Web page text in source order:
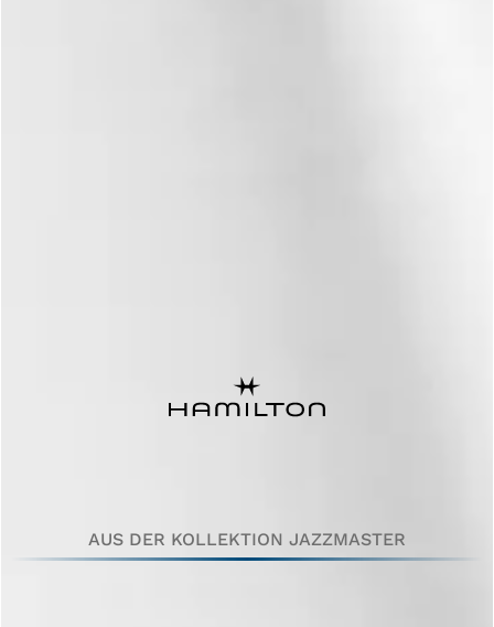
AUS DER KOLLEKTION JAZZMASTER